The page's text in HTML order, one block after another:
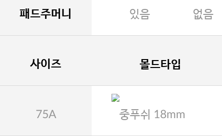
패드주머니 있음 없음
사이즈 몰드타입
75A 중푸쉬 18mm